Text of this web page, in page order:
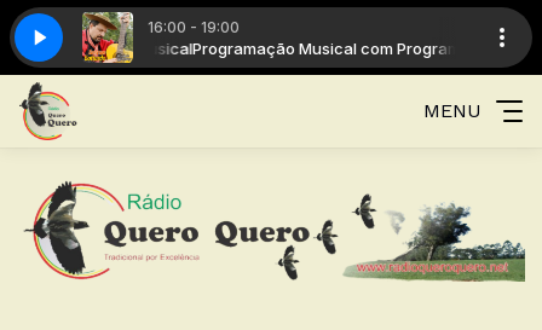
16:00 - 19:00
Musical Programação Musical com Programação Musical
Milonga de pai pra filho
MENU